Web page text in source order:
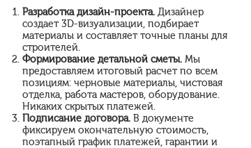
Разработка дизайн-проекта. Дизайнер
создает 3D-визуализации, подбирает
материалы и составляет точные планы для
строителей.
Формирование детальной сметы. Мы
предоставляем итоговый расчет по всем
позициям: черновые материалы, чистовая
отделка, работа мастеров, оборудование.
Никаких скрытых платежей.
Подписание договора. В документе
фиксируем окончательную стоимость,
поэтапный график платежей, гарантии и